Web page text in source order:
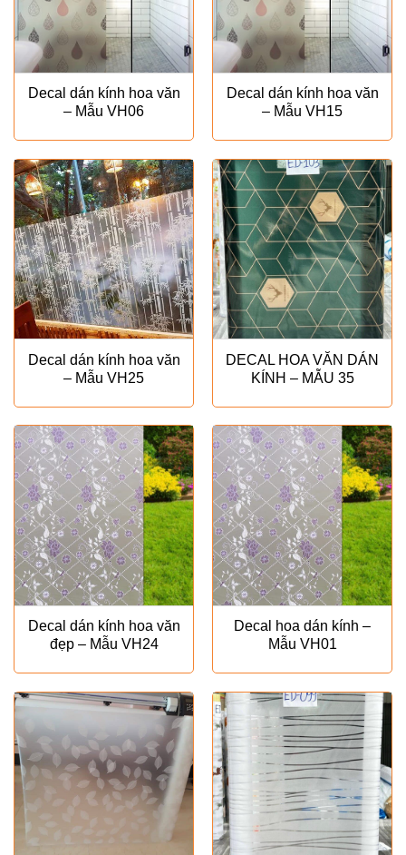
Decal dán kính hoa văn
– Mẫu VH06
Decal dán kính hoa văn
– Mẫu VH15
Decal dán kính hoa văn
– Mẫu VH25
DECAL HOA VĂN DÁN
KÍNH – MẪU 35
Decal dán kính hoa văn
đẹp – Mẫu VH24
Decal hoa dán kính –
Mẫu VH01